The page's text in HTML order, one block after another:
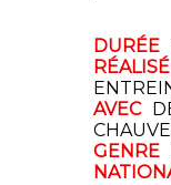
DURÉE
AVEC
GENRE